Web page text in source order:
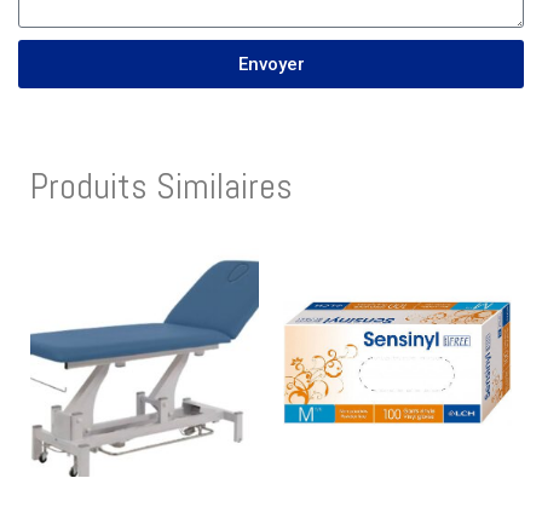
Envoyer
Produits Similaires